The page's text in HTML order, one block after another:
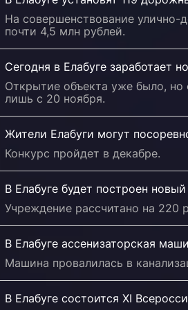
На совершенствование улично-
почти 4,5 млн рублей.
Сегодня в Елабуге заработает
Открытие объекта уже было, но
лишь с 20 ноября.
Жители Елабуги могут
Конкурс пройдет в декабре.
В Елабуге будет построен
Учреждение рассчитано на 220
В Елабуге ассенизаторская
Машина провалилась в
В Елабуге состоится XI